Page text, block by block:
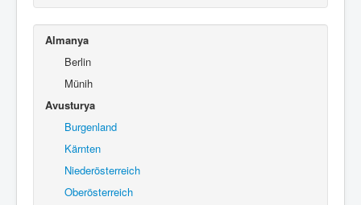
Almanya
Berlin
Münih
Avusturya
Burgenland
Kärnten
Niederösterreich
Oberösterreich